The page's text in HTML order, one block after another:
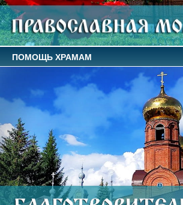
ПОМОЩЬ ХРАМАМ